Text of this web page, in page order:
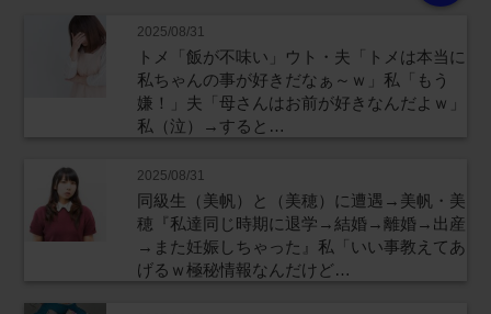
2025/08/31
トメ「飯が不味い」ウト・夫「トメは本当に
私ちゃんの事が好きだなぁ～ｗ」私「もう
嫌！」夫「母さんはお前が好きなんだよｗ」
私（泣）→すると…
2025/08/31
同級生（美帆）と（美穂）に遭遇→美帆・美
穂『私達同じ時期に退学→結婚→離婚→出産
→また妊娠しちゃった』私「いい事教えてあ
げるｗ極秘情報なんだけど…